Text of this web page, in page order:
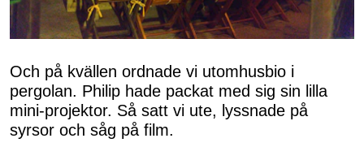
Och på kvällen ordnade vi utomhusbio i
pergolan. Philip hade packat med sig sin lilla
mini-projektor. Så satt vi ute, lyssnade på
syrsor och såg på film.